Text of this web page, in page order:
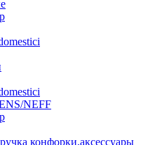
NEFF
конфорки,аксессуары